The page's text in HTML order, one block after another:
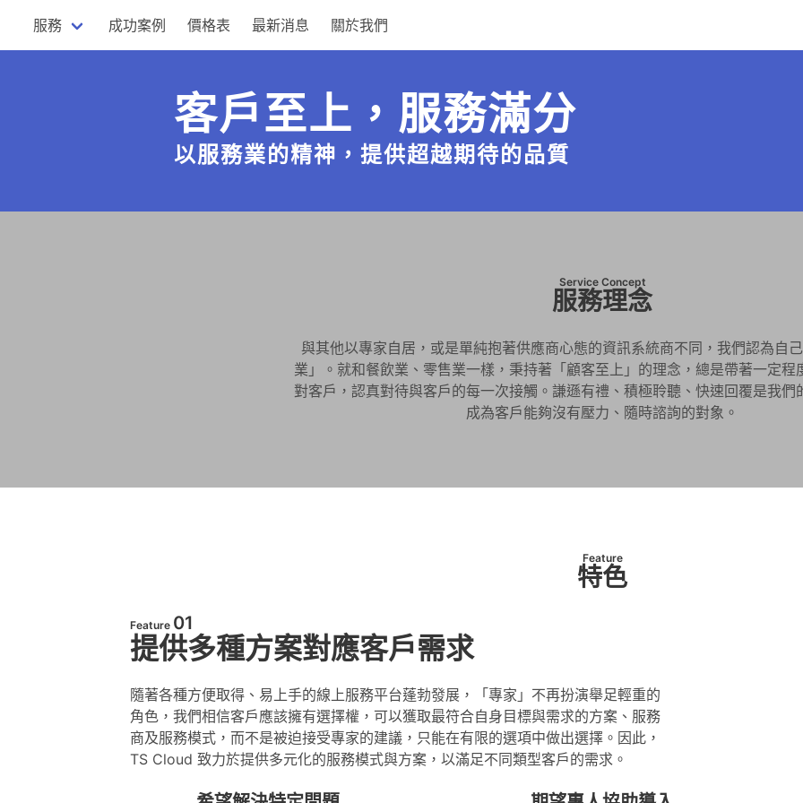
服務 成功案例 價格表 最新消息 關於我們
客戶至上，服務滿分
以服務業的精神，提供超越期待的品質
Service Concept
服務理念
與其他以專家自居，或是單純抱著供應商心態的資訊系統商不同，我們認為自
業」。就和餐飲業、零售業一樣，秉持著「顧客至上」的理念，總是帶著一定程
對客戶，認真對待與客戶的每一次接觸。謙遜有禮、積極聆聽、快速回覆是我們
成為客戶能夠沒有壓力、隨時諮詢的對象。
Feature
特色
Feature 01
提供多種方案對應客戶需求
隨著各種方便取得、易上手的線上服務平台蓬勃發展，「專家」不再扮演舉足輕重的
角色，我們相信客戶應該擁有選擇權，可以獲取最符合自身目標與需求的方案、服務
商及服務模式，而不是被迫接受專家的建議，只能在有限的選項中做出選擇。因此，
TS Cloud 致力於提供多元化的服務模式與方案，以滿足不同類型客戶的需求。